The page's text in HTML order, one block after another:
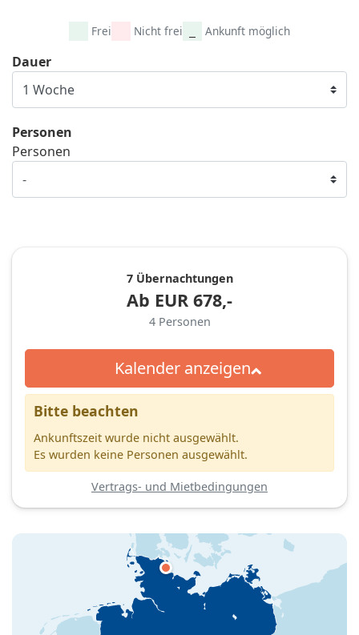
Frei Nicht frei Ankunft möglich
Dauer
Personen
Personen
7 Übernachtungen
Ab EUR 678,-
4 Personen
Kalender anzeigen
Bitte beachten
Ankunftszeit wurde nicht ausgewählt.
Es wurden keine Personen ausgewählt.
Vertrags- und Mietbedingungen